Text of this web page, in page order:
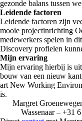
gezonde balans tussen
Leidende factoren
Leidende factoren zijn
mooie projectinrichting
medewerkers spelen in
Discovery profielen
Mijn ervaring
Mijn ervaring hierbij is
bouw van een nieuw
art New Working
is.
Margret
Wassenaar – +31